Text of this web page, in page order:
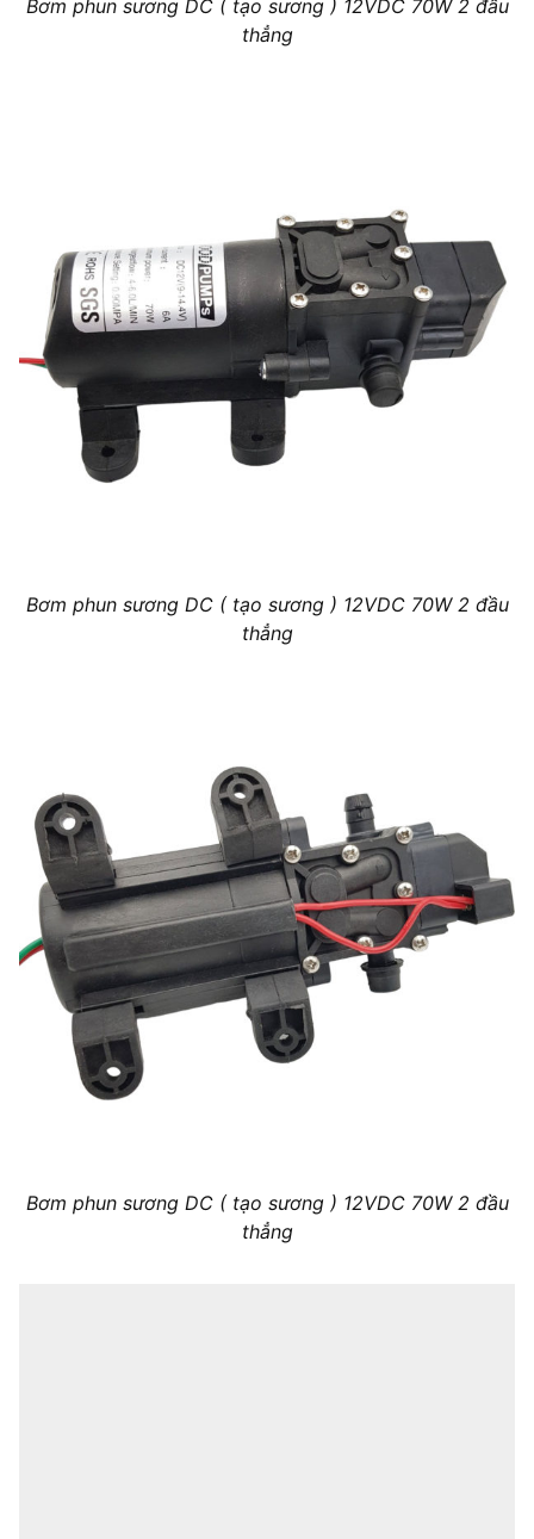
Bơm phun sương DC ( tạo sương ) 12VDC 70W 2 đầu
thẳng
Bơm phun sương DC ( tạo sương ) 12VDC 70W 2 đầu
thẳng
Bơm phun sương DC ( tạo sương ) 12VDC 70W 2 đầu
thẳng